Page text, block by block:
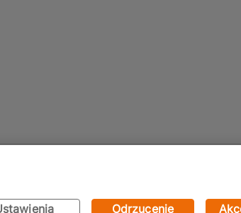
Mapa Strony:
Odrzucenie